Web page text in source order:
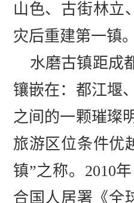
山色、古街林立
灾后重建第一镇。
水磨古镇距成
镶嵌在：都江堰
之间的一颗璀璨
旅游区位条件优
镇”之称。2010
合国人居署《全